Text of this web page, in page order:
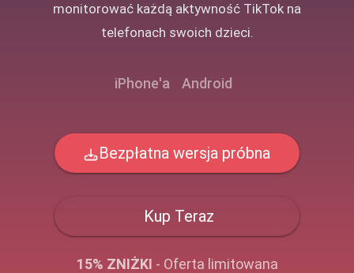
monitorować każdą aktywność TikTok na
telefonach swoich dzieci.
iPhone'a Android
Bezpłatna wersja próbna
Kup Teraz
15% ZNIŻKI - Oferta limitowana